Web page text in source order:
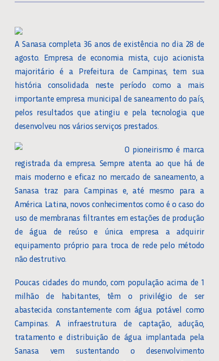
A Sanasa completa 36 anos de existência no dia 28 de
agosto. Empresa de economia mista, cujo acionista
majoritário é a Prefeitura de Campinas, tem sua
história consolidada neste período como a mais
importante empresa municipal de saneamento do país,
pelos resultados que atingiu e pela tecnologia que
desenvolveu nos vários serviços prestados.
O pioneirismo é marca
registrada da empresa. Sempre atenta ao que há de
mais moderno e eficaz no mercado de saneamento, a
Sanasa traz para Campinas e, até mesmo para a
América Latina, novos conhecimentos como é o caso do
uso de membranas filtrantes em estações de produção
de água de reúso e única empresa a adquirir
equipamento próprio para troca de rede pelo método
não destrutivo.
Poucas cidades do mundo, com população acima de 1
milhão de habitantes, têm o privilégio de ser
abastecida constantemente com água potável como
Campinas. A infraestrutura de captação, adução,
tratamento e distribuição de água implantada pela
Sanasa vem sustentando o desenvolvimento